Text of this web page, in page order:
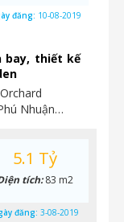
bay, thiết kế
Nhuận…
đăng: 10-08-2019
5.1 Tỷ
tích:83 m2
đăng: 3-08-2019